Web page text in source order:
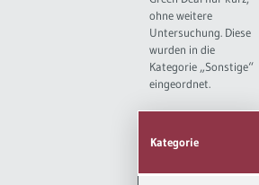
ohne weitere
Untersuchung. Diese
wurden in die
Kategorie „Sonstige“
eingeordnet.
Kategorie